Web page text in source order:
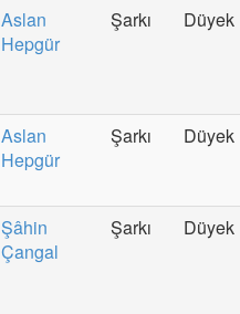
Aslan
Hepgür
Şarkı Düyek
Aslan
Hepgür
Şarkı Düyek
Şâhin
Çangal
Şarkı Düyek